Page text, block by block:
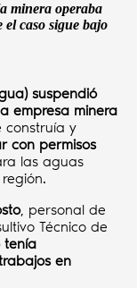
minera operaba
el caso sigue bajo
suspendió
empresa minera
construía y
con permisos
las aguas
, personal de
Técnico de
tenía
en